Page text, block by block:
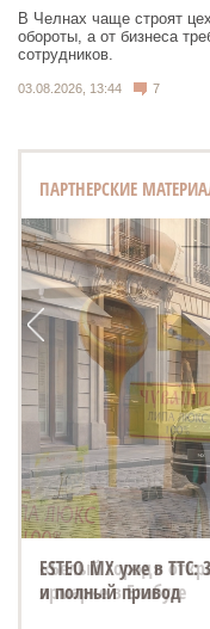
В Челнах чаще строят
обороты, а от бизнеса
сотрудников.
03.08.2026, 13:44 7
ПАРТНЕРСКИЕ
ESTEO MX уже в
и полный привод